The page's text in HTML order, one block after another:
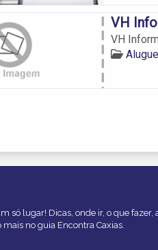
VH
VH
só lugar! Dicas, onde ir, o que fazer,
no guia Encontra Caxias.